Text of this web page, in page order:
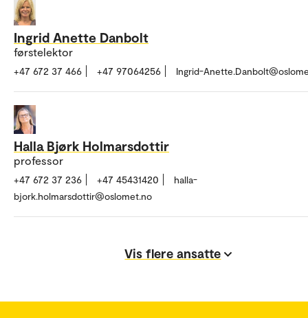
Ingrid Anette Danbolt
førstelektor
+47 672 37 466 +47 97064256 Ingrid-
Halla Bjørk Holmarsdottir
professor
+47 672 37 236 +47 45431420
halla-
bjork.holmarsdottir@oslomet.no
Vis flere ansatte